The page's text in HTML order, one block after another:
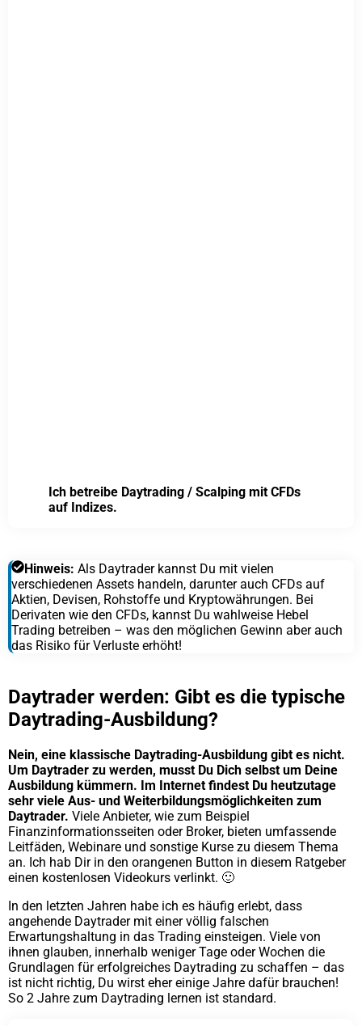
Ich betreibe Daytrading / Scalping mit CFDs
auf Indizes.
Hinweis: Als Daytrader kannst Du mit vielen
verschiedenen Assets handeln, darunter auch CFDs auf
Aktien, Devisen, Rohstoffe und Kryptowährungen. Bei
Derivaten wie den CFDs, kannst Du wahlweise Hebel
Trading betreiben – was den möglichen Gewinn aber auch
das Risiko für Verluste erhöht!
Daytrader werden: Gibt es die typische
Daytrading-Ausbildung?
Nein, eine klassische Daytrading-Ausbildung gibt es nicht.
Um Daytrader zu werden, musst Du Dich selbst um Deine
Ausbildung kümmern. Im Internet findest Du heutzutage
sehr viele Aus- und Weiterbildungsmöglichkeiten zum
Daytrader. Viele Anbieter, wie zum Beispiel
Finanzinformationsseiten oder Broker, bieten umfassende
Leitfäden, Webinare und sonstige Kurse zu diesem Thema
an. Ich hab Dir in den orangenen Button in diesem Ratgeber
einen kostenlosen Videokurs verlinkt. 🙂
In den letzten Jahren habe ich es häufig erlebt, dass
angehende Daytrader mit einer völlig falschen
Erwartungshaltung in das Trading einsteigen. Viele von
ihnen glauben, innerhalb weniger Tage oder Wochen die
Grundlagen für erfolgreiches Daytrading zu schaffen – das
ist nicht richtig, Du wirst eher einige Jahre dafür brauchen!
So 2 Jahre zum Daytrading lernen ist standard.